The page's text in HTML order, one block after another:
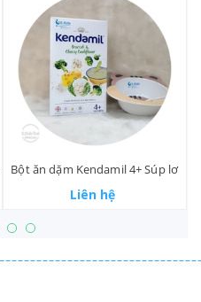
Bột ăn dặm Kendamil 4+ Súp lơ
Liên hệ